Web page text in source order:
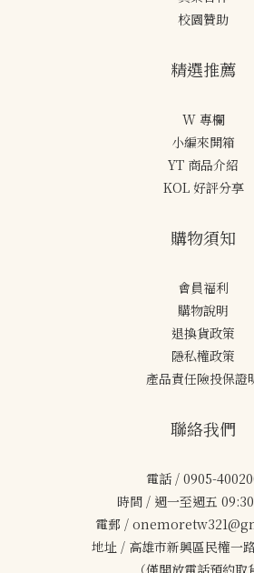
校園贊助
精選推薦
W 專欄
小編來開箱
YT 商品介紹
KOL 好評分享
購物須知
會員福利
購物說明
退換貨政策
隱私權政策
產品責任險投保證
聯絡我們
電話 / 0905-
時間 / 週一至週五
電郵 /
地址 / 高雄市新興區民權一
（僅開放電話預約取